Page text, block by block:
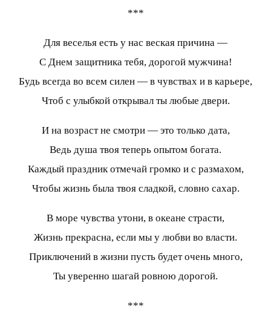
***
Для веселья есть у нас веская причина —
С Днем защитника тебя, дорогой мужчина!
Будь всегда во всем силен — в чувствах и в карьере,
Чтоб с улыбкой открывал ты любые двери.
И на возраст не смотри — это только дата,
Ведь душа твоя теперь опытом богата.
Каждый праздник отмечай громко и с размахом,
Чтобы жизнь была твоя сладкой, словно сахар.
В море чувства утони, в океане страсти,
Жизнь прекрасна, если мы у любви во власти.
Приключений в жизни пусть будет очень много,
Ты уверенно шагай ровною дорогой.
***